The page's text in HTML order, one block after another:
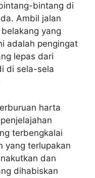
bintang di
Ambil jalan
yang
adalah pengingat
lepas dari
di sela-sela
harta
terbengkalai
yang terlupakan
dan
dihabiskan